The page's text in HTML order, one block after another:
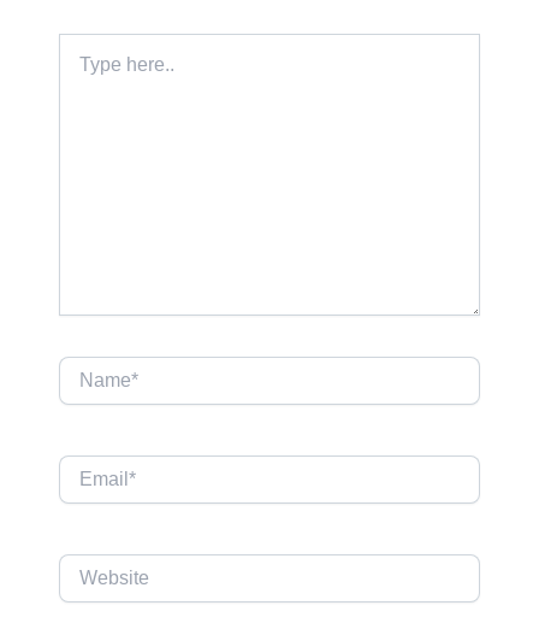
here..
Name*
Email*
Website